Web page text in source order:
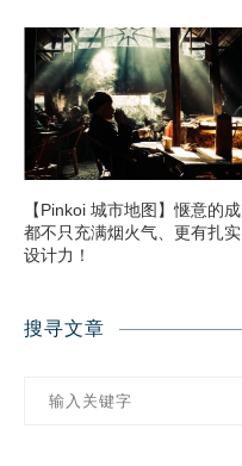
【Pinkoi 城市地图】惬意的成
都不只充满烟火气、更有扎实
设计力！
搜寻文章